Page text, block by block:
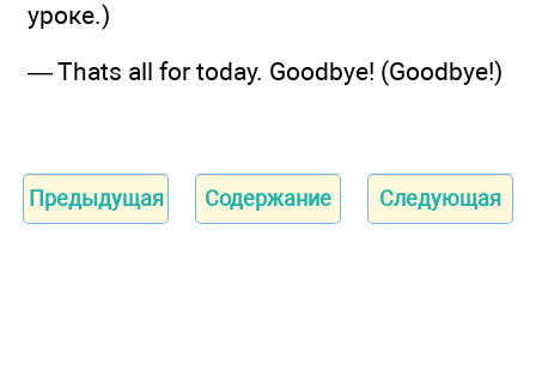
уроке.)
— Thats all for today. Goodbye! (Goodbye!)
Предыдущая Содержание Следующая